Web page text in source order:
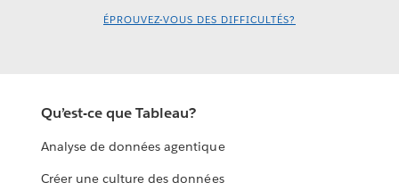
ÉPROUVEZ-VOUS DES DIFFICULTÉS?
Qu’est-ce que Tableau?
Analyse de données agentique
Créer une culture des données